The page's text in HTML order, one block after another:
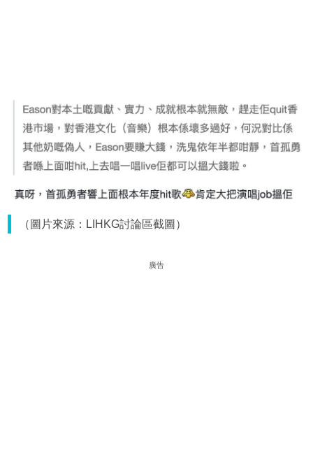
（圖片來源：LIHKG討論區截圖）
廣告